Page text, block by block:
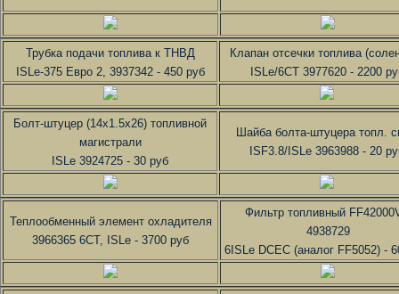
Трубка подачи топлива к ТНВД
ISLe-375 Евро 2, 3937342 - 450 руб
Клапан отсечки топлива
ISLe/6CT 3977620 - 2200
Болт-штуцер (14х1.5х26) топливной
магистрали
ISLe 3924725 - 30 руб
Шайба болта-штуцера топл.
ISF3.8/ISLe 3963988 - 20
Теплообменный элемент охладителя
3966365 6CT, ISLe - 3700 руб
Фильтр топливный
4938729
6ISLe DCEC (аналог FF5052) -